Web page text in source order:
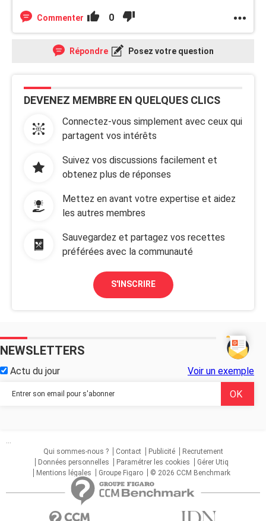
Commenter 0
Répondre Posez votre question
DEVENEZ MEMBRE EN QUELQUES CLICS
Connectez-vous simplement avec ceux qui
partagent vos intérêts
Suivez vos discussions facilement et
obtenez plus de réponses
Mettez en avant votre expertise et aidez
les autres membres
Sauvegardez et partagez vos recettes
préférées avec la communauté
S'INSCRIRE
NEWSLETTERS
Actu du jour Voir un exemple
...
Qui sommes-nous ?
Contact Publicité
Recrutement
Données personnelles
Paramétrer les cookies
Gérer Utiq
Mentions légales
Groupe Figaro © 2026 CCM Benchmark